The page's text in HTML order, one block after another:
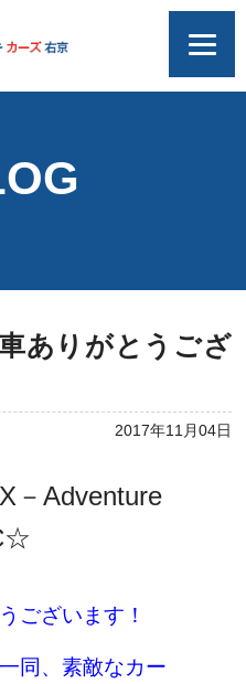
ありがとうござ
2017年11月04日
Adventure
ございます！
同、素敵なカー